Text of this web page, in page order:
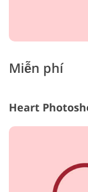
Miễn phí
Heart